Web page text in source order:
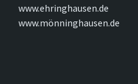
www.ehringhausen.de
www.mönninghausen.de